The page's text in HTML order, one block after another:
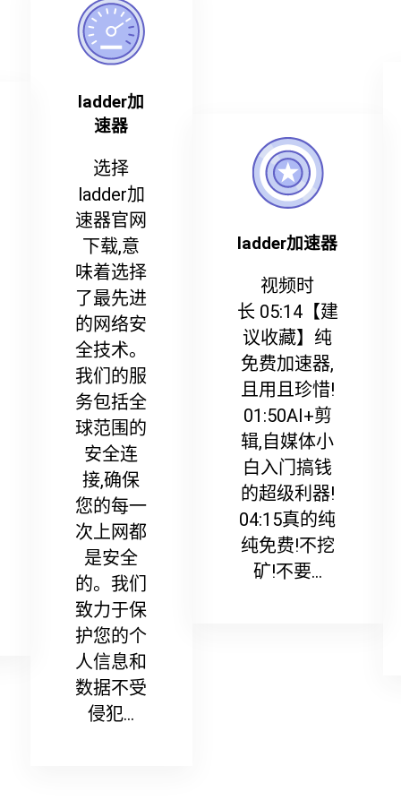
ladder加
速器
选择
ladder加
速器官网
下载,意
味着选择
了最先进
的网络安
全技术。
我们的服
务包括全
球范围的
安全连
接,确保
您的每一
次上网都
是安全
的。我们
致力于保
护您的个
人信息和
数据不受
侵犯...
ladder加速器
视频时
长 05:14【建
议收藏】纯
免费加速器,
且用且珍惜!
01:50AI+剪
辑,自媒体小
白入门搞钱
的超级利器!
04:15真的纯
纯免费!不挖
矿!不要...